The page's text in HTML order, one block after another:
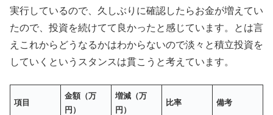
実行しているので、久しぶりに確認したらお金が増えてい
たので、投資を続けてて良かったと感じています。とは言
えこれからどうなるかはわからないので淡々と積立投資を
していくというスタンスは貫こうと考えています。
項目
金額（万
円）
増減（万
円）
比率 備考